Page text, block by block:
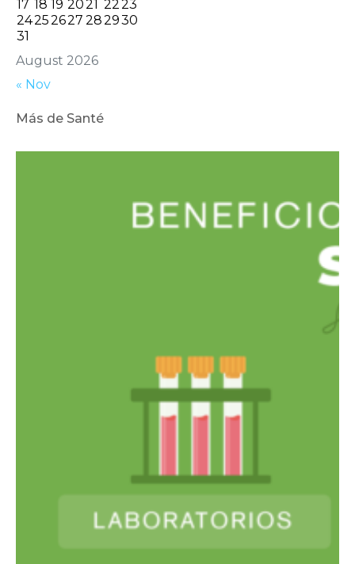
August 2026
17 18 19 2021 2223
24252627 282930
31
« Nov
Más de Santé